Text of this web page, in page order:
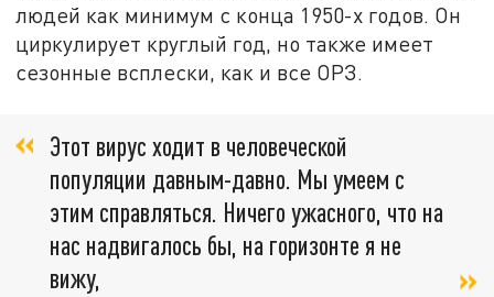
людей как минимум с конца 1950-х годов. Он
циркулирует круглый год, но также имеет
сезонные всплески, как и все ОРЗ.
Этот вирус ходит в человеческой
популяции давным-давно. Мы умеем с
этим справляться. Ничего ужасного, что на
нас надвигалось бы, на горизонте я не
вижу,